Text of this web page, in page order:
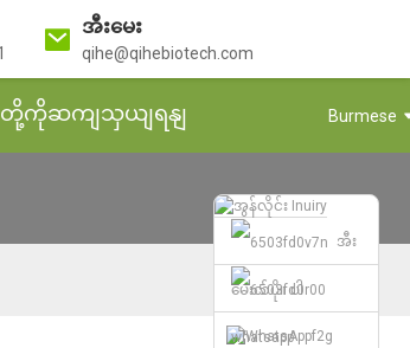
အီးမေး
qihe@qihebiotech.com
ျတို့ကိုဆကျသှယျရနျ Burmese
အီး
မေးလ်ပို။ ပါ
whatsapp